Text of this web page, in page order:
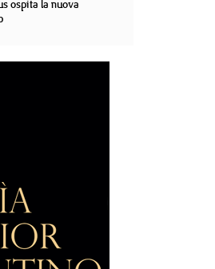
ospita la nuova